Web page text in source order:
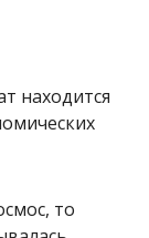
находится
то